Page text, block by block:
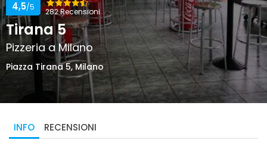
282 Recensioni
4,5/5
Tirana 5
Pizzeria a Milano
Piazza Tirana 5, Milano
INFO RECENSIONI